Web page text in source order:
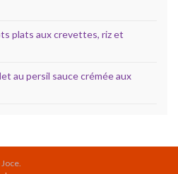
plats aux crevettes, riz et
au persil sauce crémée aux